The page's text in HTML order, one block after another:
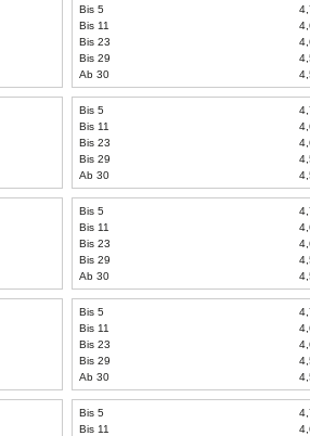
Bis 5
Bis 11
Bis 23
Bis 29
Ab 30
Bis 5
Bis 11
Bis 23
Bis 29
Ab 30
Bis 5
Bis 11
Bis 23
Bis 29
Ab 30
Bis 5
Bis 11
Bis 23
Bis 29
Ab 30
Bis 5
Bis 11